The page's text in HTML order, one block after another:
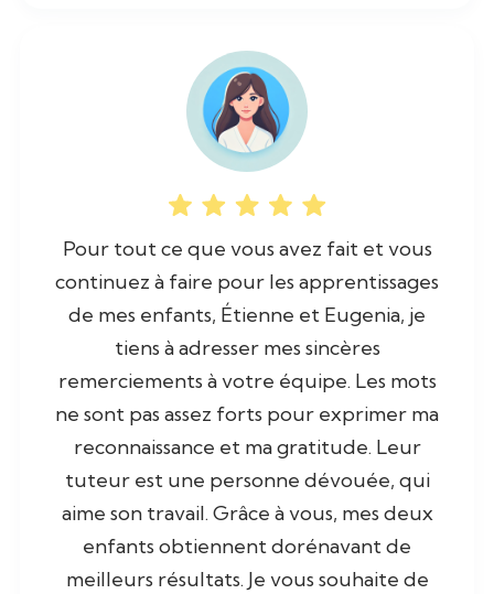
Pour tout ce que vous avez fait et vous
continuez à faire pour les apprentissages
de mes enfants, Étienne et Eugenia, je
tiens à adresser mes sincères
remerciements à votre équipe. Les mots
ne sont pas assez forts pour exprimer ma
reconnaissance et ma gratitude. Leur
tuteur est une personne dévouée, qui
aime son travail. Grâce à vous, mes deux
enfants obtiennent dorénavant de
meilleurs résultats. Je vous souhaite de